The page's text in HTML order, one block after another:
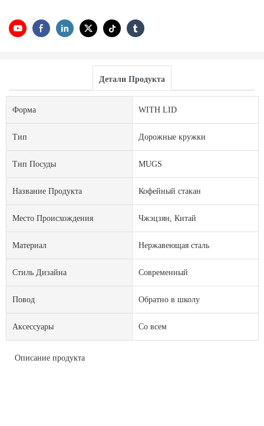
Детали Продукта
Форма WITH LID
Тип Дорожные кружки
Тип Посуды MUGS
Название Продукта Кофейный стакан
Место Происхождения Чжэцзян, Китай
Материал Нержавеющая сталь
Стиль Дизайна Современный
Повод Обратно в школу
Аксессуары Со всем
Описание продукта